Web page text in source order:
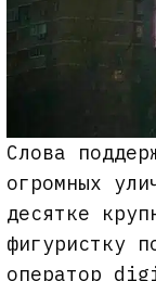
Слова
огромных
десятке
фигуристку
оператор